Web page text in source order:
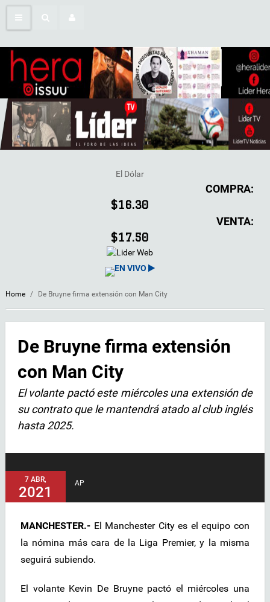
El Dólar
COMPRA:
$16.30
VENTA:
$17.50
EN VIVO
Home / De Bruyne firma extensión con Man City
De Bruyne firma extensión
con Man City
El volante pactó este miércoles una extensión de
su contrato que le mantendrá atado al club inglés
hasta 2025.
7 ABR,
2021
AP
MANCHESTER.- El Manchester City es el equipo con
la nómina más cara de la Liga Premier, y la misma
seguirá subiendo.
El volante Kevin De Bruyne pactó el miércoles una